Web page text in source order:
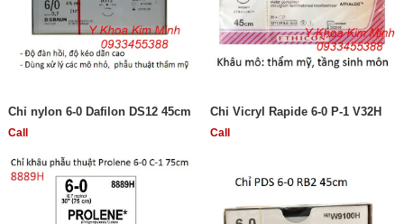
Chỉ nylon 6-0 Dafilon DS12 45cm
Call
Chỉ Vicryl Rapide 6-0 P-1 V32H
Call